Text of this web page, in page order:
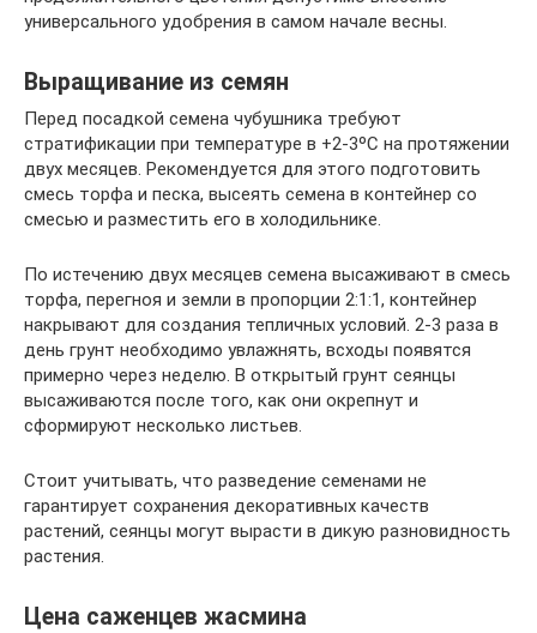
универсального удобрения в самом начале весны.
Выращивание из семян
Перед посадкой семена чубушника требуют
стратификации при температуре в +2-3ºC на протяжении
двух месяцев. Рекомендуется для этого подготовить
смесь торфа и песка, высеять семена в контейнер со
смесью и разместить его в холодильнике.
По истечению двух месяцев семена высаживают в смесь
торфа, перегноя и земли в пропорции 2:1:1, контейнер
накрывают для создания тепличных условий. 2-3 раза в
день грунт необходимо увлажнять, всходы появятся
примерно через неделю. В открытый грунт сеянцы
высаживаются после того, как они окрепнут и
сформируют несколько листьев.
Стоит учитывать, что разведение семенами не
гарантирует сохранения декоративных качеств
растений, сеянцы могут вырасти в дикую разновидность
растения.
Цена саженцев жасмина